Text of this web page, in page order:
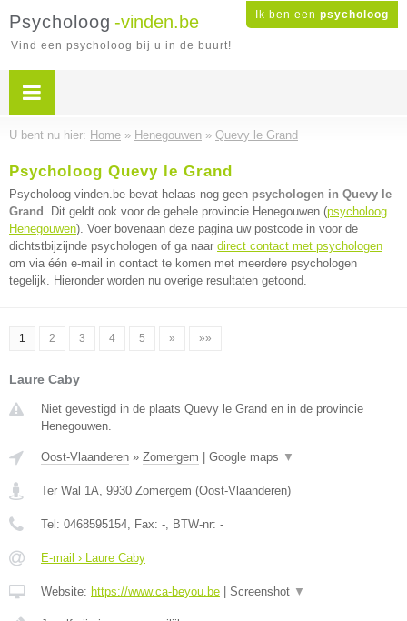
Ik ben een psycholoog
Psycholoog -vinden.be
Vind een psycholoog bij u in de buurt!
U bent nu hier: Home » Henegouwen » Quevy le Grand
Psycholoog Quevy le Grand
Psycholoog-vinden.be bevat helaas nog geen psychologen in Quevy le
Grand . Dit geldt ook voor de gehele provincie Henegouwen (psycholoog
Henegouwen). Voer bovenaan deze pagina uw postcode in voor de
dichtstbijzijnde psychologen of ga naar direct contact met psychologen
om via één e-mail in contact te komen met meerdere psychologen
tegelijk. Hieronder worden nu overige resultaten getoond.
1 2 3 4 5 » »»
Laure Caby
Niet gevestigd in de plaats Quevy le Grand en in de provincie
Henegouwen.
Oost-Vlaanderen » Zomergem Google maps ▼
Ter Wal 1A, 9930 Zomergem (Oost-Vlaanderen)
Tel: 0468595154, Fax: -, BTW-nr: -
E-mail › Laure Caby
Website: https://www.ca-beyou.be Screenshot ▼